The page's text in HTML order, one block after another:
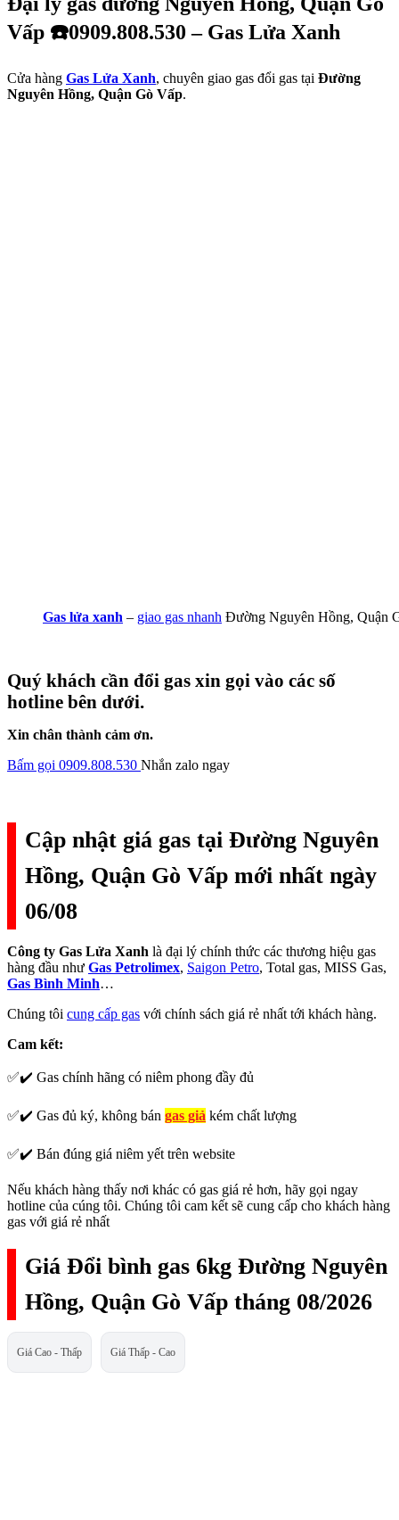
Vấp ☎️0909.808.530 – Gas Lửa Xanh
Cửa hàng Gas Lửa Xanh, chuyên giao gas đổi gas tại Đường
Nguyên Hồng, Quận Gò Vấp.
Gas lửa xanh – giao gas nhanh Đường Nguyên Hồng, Quận
Quý khách cần đổi gas xin gọi vào các số
hotline bên dưới.
Xin chân thành cảm ơn.
Bấm gọi 0909.808.530 Nhắn zalo ngay
Cập nhật giá gas tại Đường Nguyên
Hồng, Quận Gò Vấp mới nhất ngày
06/08
Công ty Gas Lửa Xanh là đại lý chính thức các thương hiệu gas
hàng đầu như Gas Petrolimex, Saigon Petro, Total gas, MISS Gas,
Gas Bình Minh…
Chúng tôi cung cấp gas với chính sách giá rẻ nhất tới khách hàng.
Cam kết:
✅✔️ Gas chính hãng có niêm phong đầy đủ
✅✔️ Gas đủ ký, không bán gas giả kém chất lượng
✅✔️ Bán đúng giá niêm yết trên website
Nếu khách hàng thấy nơi khác có gas giá rẻ hơn, hãy gọi ngay
hotline của cúng tôi. Chúng tôi cam kết sẽ cung cấp cho khách hàng
gas với giá rẻ nhất
Giá Đổi bình gas 6kg Đường Nguyên
Hồng, Quận Gò Vấp tháng 08/2026
Giá Cao - Thấp Giá Thấp - Cao